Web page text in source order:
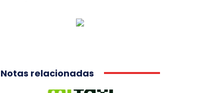
Notas relacionadas